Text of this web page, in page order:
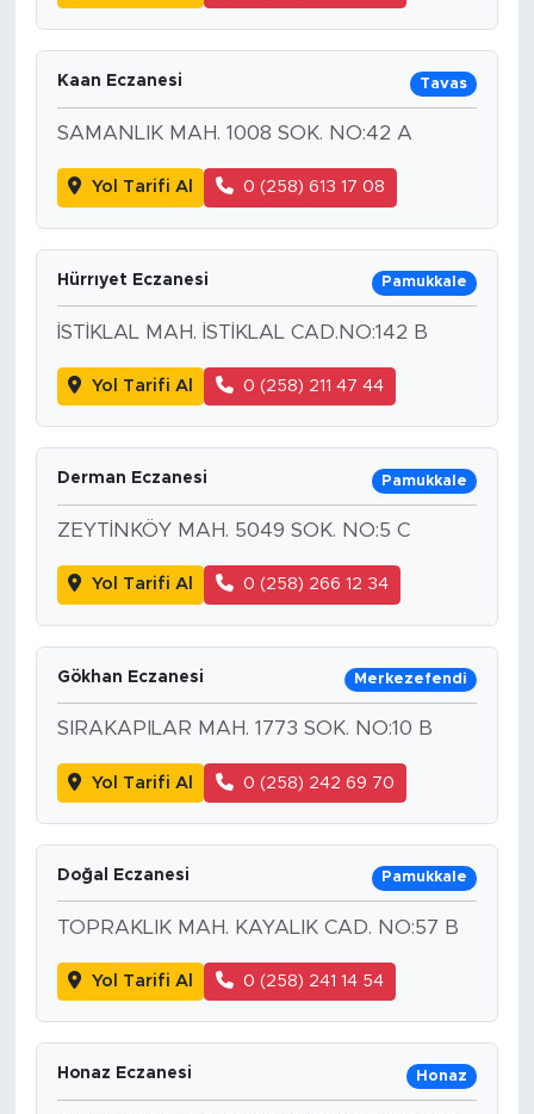
Kaan Eczanesi Tavas
SAMANLIK MAH. 1008 SOK. NO:42 A
Yol Tarifi Al 0 (258) 613 17 08
Hürrıyet Eczanesi Pamukkale
İSTİKLAL MAH. İSTİKLAL CAD.NO:142 B
Yol Tarifi Al 0 (258) 211 47 44
Derman Eczanesi Pamukkale
ZEYTİNKÖY MAH. 5049 SOK. NO:5 C
Yol Tarifi Al 0 (258) 266 12 34
Gökhan Eczanesi Merkezefendi
SIRAKAPILAR MAH. 1773 SOK. NO:10 B
Yol Tarifi Al 0 (258) 242 69 70
Doğal Eczanesi Pamukkale
TOPRAKLIK MAH. KAYALIK CAD. NO:57 B
Yol Tarifi Al 0 (258) 241 14 54
Honaz Eczanesi Honaz